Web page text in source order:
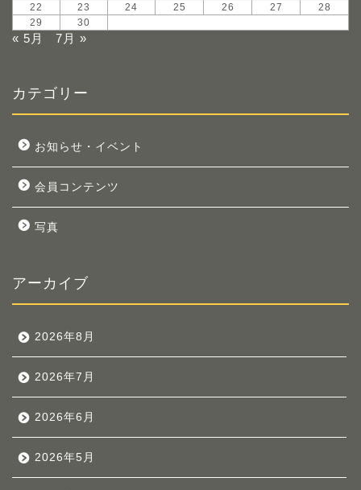
22
23 24 25 26 27
28
29
30
« 5月 7月 »
カテゴリー
お知らせ・イベント
会員コンテンツ
写真
アーカイブ
2026年8月
2026年7月
2026年6月
2026年5月